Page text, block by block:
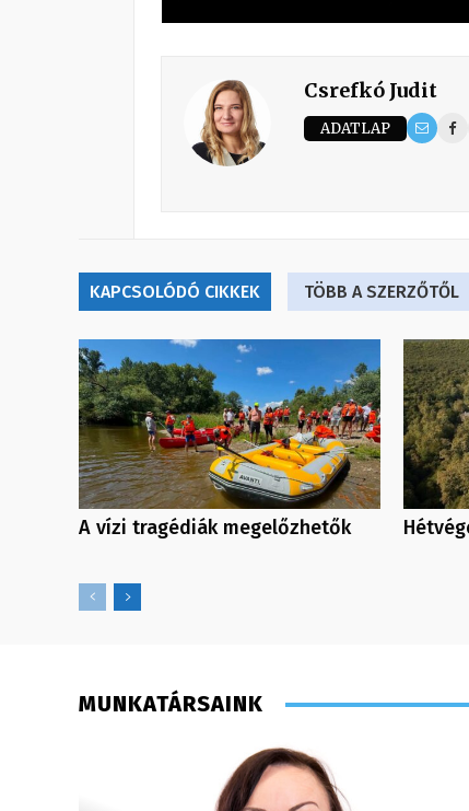
Csrefkó Judit
ADATLAP
KAPCSOLÓDÓ CIKKEK TÖBB A SZERZŐTŐL
A vízi tragédiák megelőzhetők
MUNKATÁRSAINK